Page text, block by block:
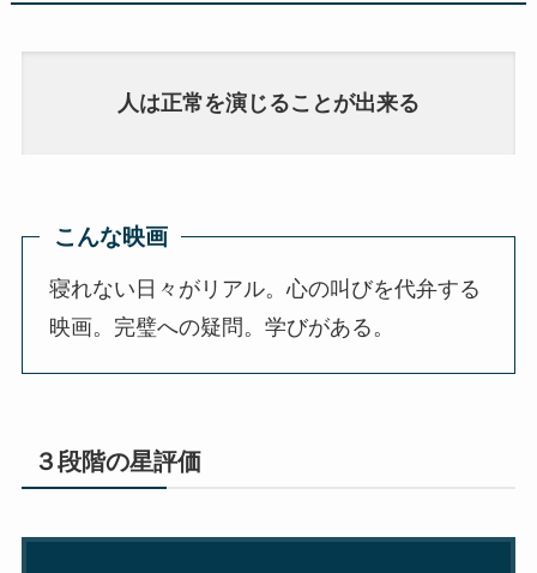
人は正常を演じることが出来る
こんな映画
寝れない日々がリアル。心の叫びを代弁する
映画。完璧への疑問。学びがある。
３段階の星評価